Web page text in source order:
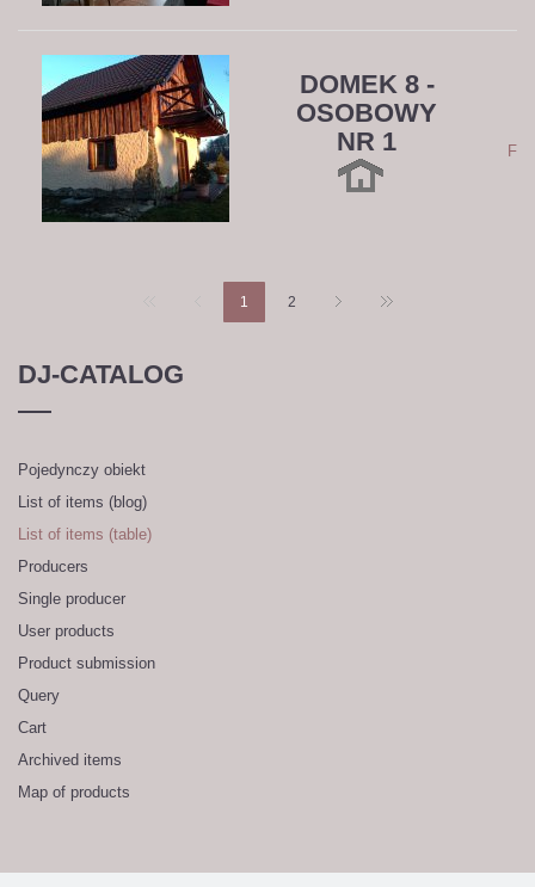
DOMEK 8 -
OSOBOWY
NR 1
1 2
DJ-CATALOG
Pojedynczy obiekt
List of items (blog)
List of items (table)
Producers
Single producer
User products
Product submission
Query
Cart
Archived items
Map of products